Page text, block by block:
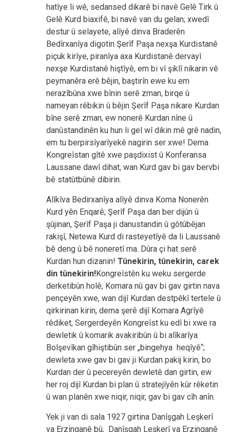
hatîye li wê, sedansed dikarê bi navê Gelê Tirk û
Gelê Kurd biaxifê, bi navê van du gelan; xwedî
destur û selayete, alîyê dinva Braderên
Bedîrxanîya digotin Şerîf Paşa nexşa Kurdistanê
piçuk kirîye, piranîya axa Kurdistanê dervayî
nexşe Kurdistanê hiştîyê, em bi vî şiklî nikarin vê
peymanêra erê bêjin, baştirîn ewe ku em
nerazîbûna xwe bînin serê zman, birqe û
nameyan rêbikin û bêjin Şerîf Paşa nikare Kurdan
bîne serê zman, ew nonerê Kurdan nîne û
danûstandinên ku hun li gel wî dikin mê grê nadin,
em tu berpirsîyarîyekê nagirin ser xwe! Dema
Kongreîstan gîtê xwe paşdixist û Konferansa
Laussane dawî dihat, wan Kurd gav bi gav bervbi
bê statûtbûnê dibirin.
Alîkîva Bedirxanîya alîyê dinva Koma Nonerên
Kurd yên Enqarê; Şerîf Paşa dan ber dijûn û
şûjinan, Şerîf Paşa ji danustandin û gôtûbêjan
rakişî, Netewa Kurd di rasteyetîyê da li Laussanê
bê deng û bê noneretî ma. Dûra çi hat serê
Kurdan hun dizanin! Tûnekirin, tûnekirin, carek
din tûnekirin!Kongreîstên ku weku sergerde
derketibûn holê, Komara nû gav bi gav girtin nava
pençeyên xwe, wan dijî Kurdan destpêkî tertele û
qirkirinan kirin, dema şerê dijî Komara Agrîyê
rêdiket, Sergerdeyên Kongreîst ku edî bi xwe ra
dewletik û komarik avakiribûn û bi alîkarîya
Bolşevîkan gîhiştibûn ser „bingehya heqîyê“;
dewleta xwe gav bi gav ji Kurdan pakij kirin, bo
Kurdan der û pecereyên dewletê dan girtin, ew
her roj dijî Kurdan bi plan û stratejîyên kûr rêketin
û wan planên xwe niqir, niqir, gav bi gav cîh anîn.
Yek ji van di sala 1927 girtina Danîşgah Leşkerî
ya Erzinganê bû, Danîşgah Leşkerî ya Erzinganê